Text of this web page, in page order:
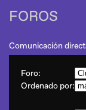
FOROS
Comunicación
Foro:
Ordenado por: